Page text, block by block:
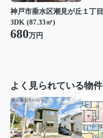
神戸市垂水区潮見が丘１丁目
3DK (87.33㎡)
680万円
よく見られている物件